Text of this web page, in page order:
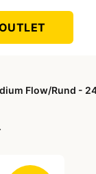
Flow/Rund -